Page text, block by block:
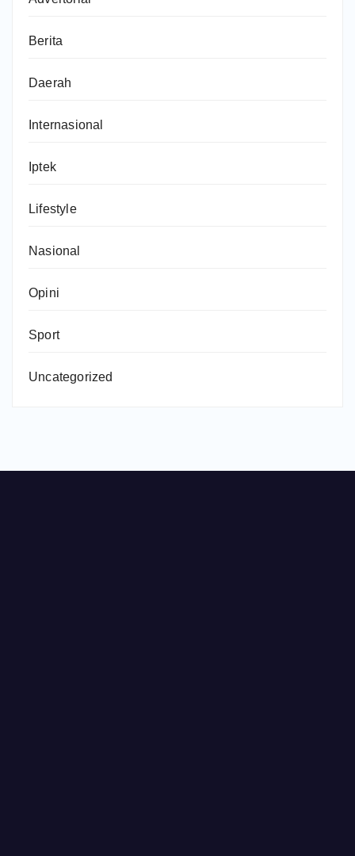
Berita
Daerah
Internasional
Iptek
Lifestyle
Nasional
Opini
Sport
Uncategorized